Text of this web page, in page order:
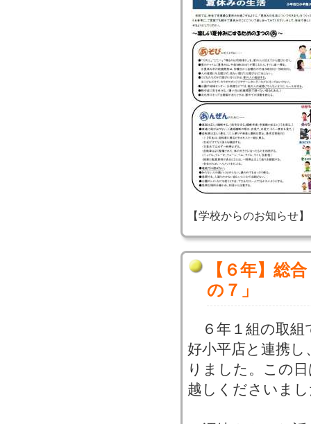
【学校からのお知らせ
【６年】総
の７」
６年１組の取組
好小平店と連携
りました。この
越しくださいま